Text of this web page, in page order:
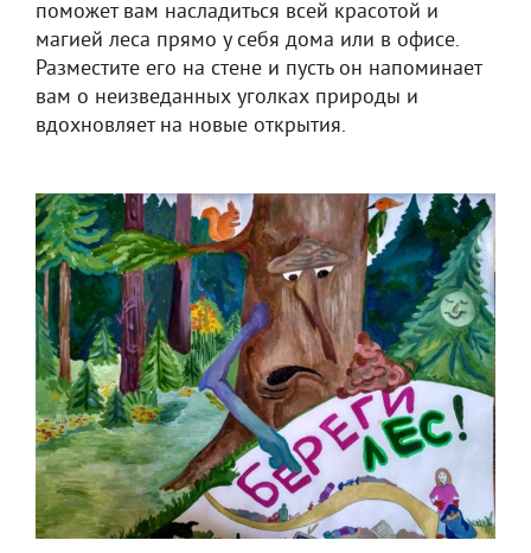
поможет вам насладиться всей красотой и
магией леса прямо у себя дома или в офисе.
Разместите его на стене и пусть он напоминает
вам о неизведанных уголках природы и
вдохновляет на новые открытия.